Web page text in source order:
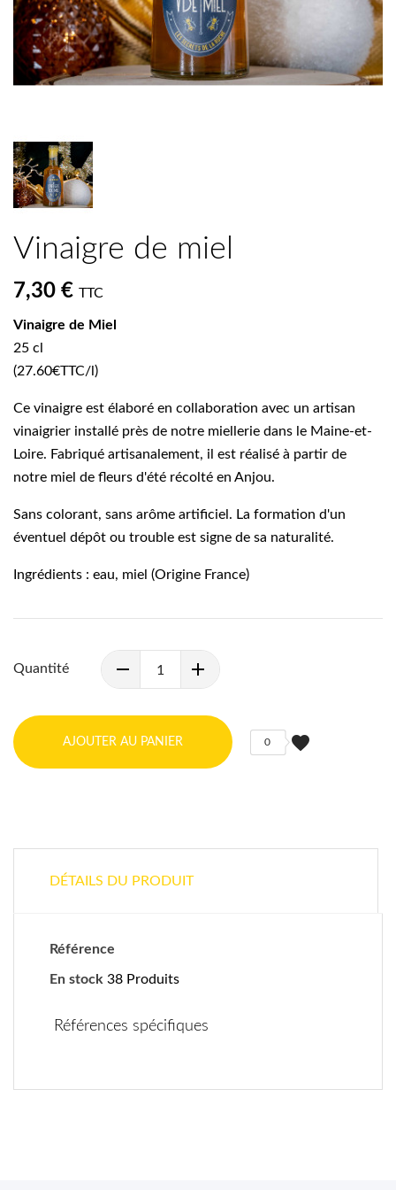
Vinaigre de miel
7,30 € TTC
Vinaigre de Miel
25 cl
(27.60€TTC/l)
Ce vinaigre est élaboré en collaboration avec un artisan
vinaigrier installé près de notre miellerie dans le Maine-et-
Loire. Fabriqué artisanalement, il est réalisé à partir de
notre miel de fleurs d'été récolté en Anjou.
Sans colorant, sans arôme artificiel. La formation d'un
éventuel dépôt ou trouble est signe de sa naturalité.
Ingrédients : eau, miel (Origine France)
Quantité
AJOUTER AU PANIER favorite
0
DÉTAILS DU PRODUIT
Référence
En stock 38 Produits
Références spécifiques